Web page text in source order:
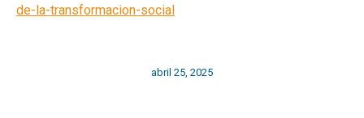
de-la-transformacion-social
abril 25, 2025